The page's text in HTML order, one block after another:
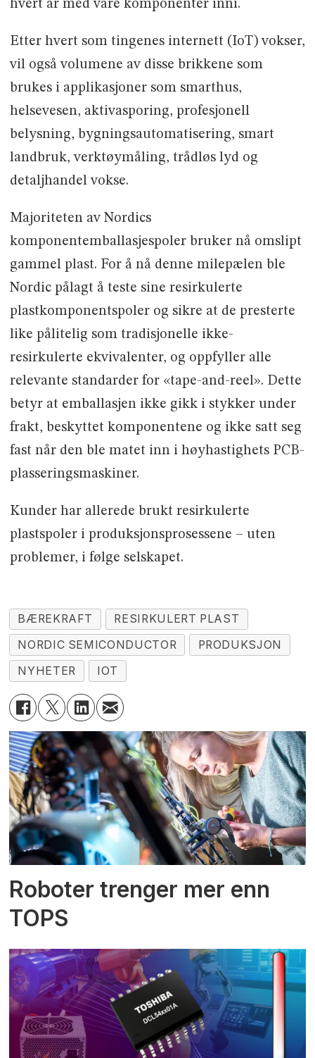
hvert år med våre komponenter inni.
Etter hvert som tingenes internett (IoT) vokser,
vil også volumene av disse brikkene som
brukes i applikasjoner som smarthus,
helsevesen, aktivasporing, profesjonell
belysning, bygningsautomatisering, smart
landbruk, verktøymåling, trådløs lyd og
detaljhandel vokse.
Majoriteten av Nordics
komponentemballasjespoler bruker nå omslipt
gammel plast. For å nå denne milepælen ble
Nordic pålagt å teste sine resirkulerte
plastkomponentspoler og sikre at de presterte
like pålitelig som tradisjonelle ikke-
resirkulerte ekvivalenter, og oppfyller alle
relevante standarder for «tape-and-reel». Dette
betyr at emballasjen ikke gikk i stykker under
frakt, beskyttet komponentene og ikke satt seg
fast når den ble matet inn i høyhastighets PCB-
plasseringsmaskiner.
Kunder har allerede brukt resirkulerte
plastspoler i produksjonsprosessene – uten
problemer, i følge selskapet.
BÆREKRAFT
RESIRKULERT PLAST
NORDIC SEMICONDUCTOR
PRODUKSJON
NYHETER
IOT
Roboter trenger mer enn
TOPS